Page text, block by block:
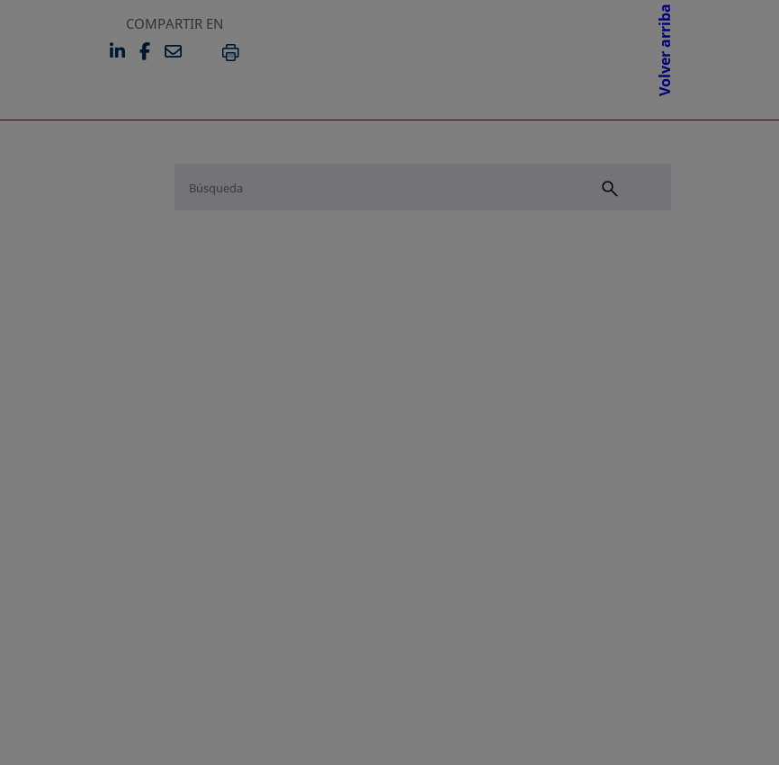
COMPARTIR EN
LINKEDIN
SE ABRE EN UNA PESTAÑA NUEVA
FACEBOOK
SE ABRE EN UNA PESTAÑA NUEVA
EMAILIMPRIMIR Volver arriba
nueva